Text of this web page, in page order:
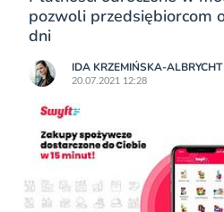
pozwoli przedsiębiorcom
dni
IDA KRZEMIŃSKA-ALBRYCHT
20.07.2021 12:28